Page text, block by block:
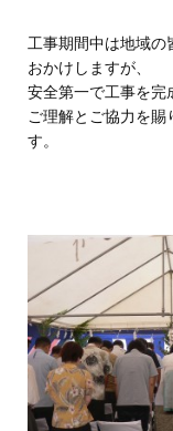
工事期間中は地域の
おかけしますが、
安全第一で工事を完
ご理解とご協力を賜
す。